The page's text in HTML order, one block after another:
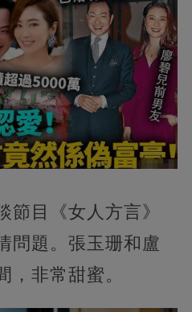
節目《女人方言》
問題。張玉珊和盧
，非常甜蜜。